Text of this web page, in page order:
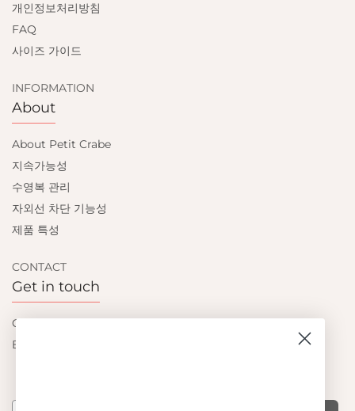
개인정보처리방침
FAQ
사이즈 가이드
INFORMATION
About
About Petit Crabe
지속가능성
수영복 관리
자외선 차단 기능성
제품 특성
CONTACT
Get in touch
Contact us
Become a retailer